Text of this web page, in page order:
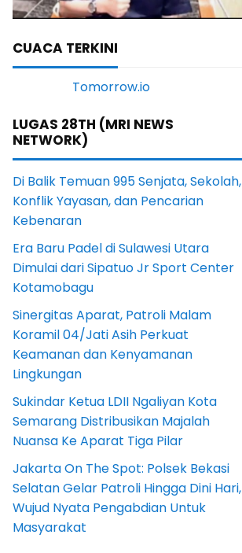
CUACA TERKINI
LUGAS 28TH (MRI NEWS
NETWORK)
Di Balik Temuan 995 Senjata, Sekolah,
Konflik Yayasan, dan Pencarian
Kebenaran
Era Baru Padel di Sulawesi Utara
Dimulai dari Sipatuo Jr Sport Center
Kotamobagu
Sinergitas Aparat, Patroli Malam
Koramil 04/Jati Asih Perkuat
Keamanan dan Kenyamanan
Lingkungan
Sukindar Ketua LDII Ngaliyan Kota
Semarang Distribusikan Majalah
Nuansa Ke Aparat Tiga Pilar
Jakarta On The Spot: Polsek Bekasi
Selatan Gelar Patroli Hingga Dini Hari,
Wujud Nyata Pengabdian Untuk
Masyarakat